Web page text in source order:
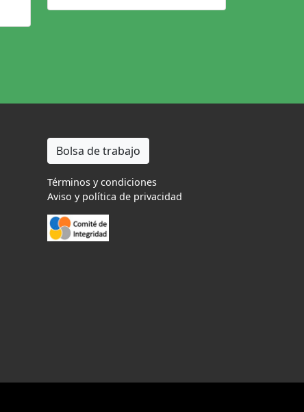
Bolsa de trabajo
Términos y condiciones
Aviso y política de privacidad